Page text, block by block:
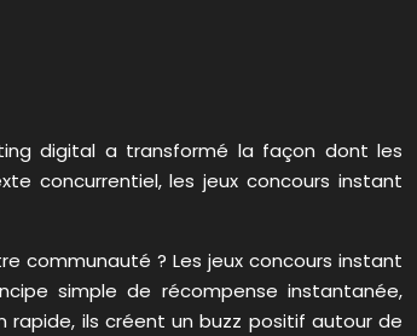
digital a transformé la façon dont les
concurrentiel, les jeux concours instant
communauté ? Les jeux concours instant
simple de récompense instantanée,
ils créent un buzz positif autour de